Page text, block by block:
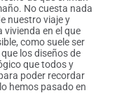
No cuesta nada
nuestro viaje y
vivienda en el que
como suele ser
los diseños de
que todos y
poder recordar
hemos pasado en